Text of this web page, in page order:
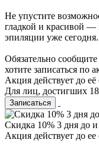
Не упустите
гладкой и красивой —
эпиляции уже сегодня.
Обязательно
хотите записаться по
Акция действует до
Для лиц, достигших 18
Записаться
Скидка 10% 3 дня до
Акция действует до